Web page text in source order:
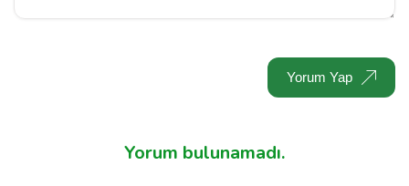
Yorum Yap
Yorum bulunamadı.